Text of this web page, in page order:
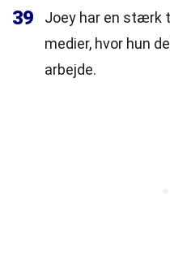
39
Joey har en stærk
medier, hvor hun
arbejde.